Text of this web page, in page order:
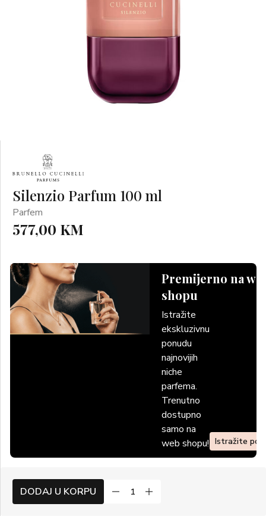
Silenzio Parfum 100 ml
Parfem
577,00 KM
Premijerno na
shopu
Istražite
ekskluzivnu
ponudu
najnovijih
niche
parfema.
Trenutno
dostupno
samo na
web shopu! Istražite
DODAJ U KORPU